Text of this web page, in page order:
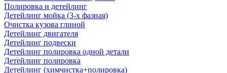
Полировка и детейлинг
Детейлинг мойка (3-х фазная)
Очистка кузова глиной
Детейлинг двигателя
Детейлинг подвески
Детейлинг полировка одной детали
Детейлинг полировка
Детейлинг (химчистка+полировка)